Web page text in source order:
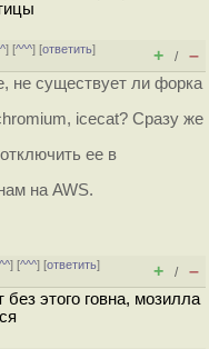
] [^^^] [ответить]
+ / –
не существует ли форка
icecat? Сразу же
ее в
на AWS.
^^] [^^^] [ответить]
+ / –
этого говна, мозилла